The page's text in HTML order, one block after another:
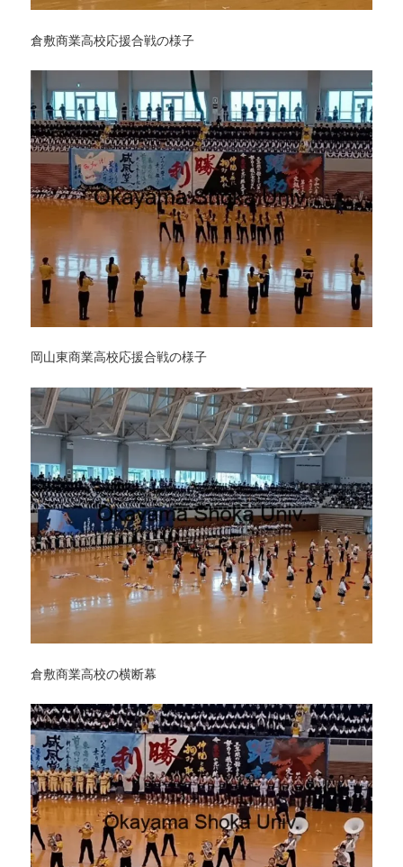
倉敷商業高校応援合戦の様子
岡山東商業高校応援合戦の様子
倉敷商業高校の横断幕